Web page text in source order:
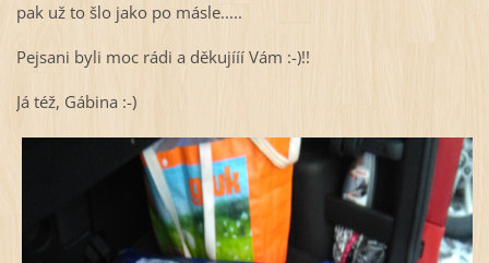
pak už to šlo jako po másle.....
Pejsani byli moc rádi a děkujííí Vám :-)!!
Já též, Gábina :-)